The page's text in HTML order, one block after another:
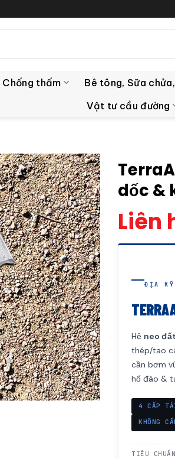
Chống thấm
Bê tông, Sữa
Vật tư cầu đường
dốc &
Liên
ĐỊA KỸ
Hệ neo
thép/tao
cần bơm
hố đào &
4 CẤP
KHÔNG
TIÊU